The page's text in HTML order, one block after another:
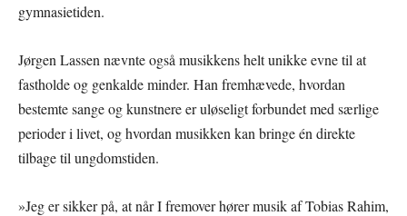
gymnasietiden.
Jørgen Lassen nævnte også musikkens helt unikke evne til at
fastholde og genkalde minder. Han fremhævede, hvordan
bestemte sange og kunstnere er uløseligt forbundet med særlige
perioder i livet, og hvordan musikken kan bringe én direkte
tilbage til ungdomstiden.
»Jeg er sikker på, at når I fremover hører musik af Tobias Rahim,